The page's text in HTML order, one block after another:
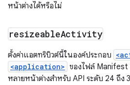
หน้าต่างได้หรือไม่
resizeableActivity
ตั้งค่าแอตทริบิวต์นี้ในองค์ประกอบ
<application> ของไฟล์ Manifest
หลายหน้าต่างสำหรับ API ระดับ 24 ถึง